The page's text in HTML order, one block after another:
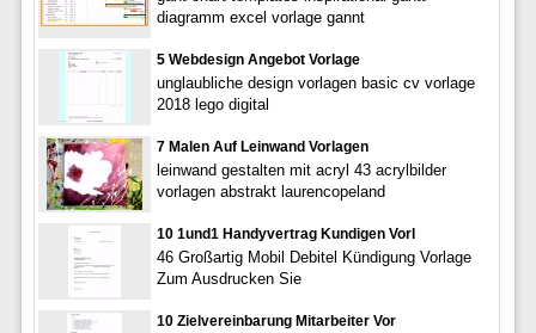
diagramm excel vorlage gannt
5 Webdesign Angebot Vorlage
unglaubliche design vorlagen basic cv vorlage
2018 lego digital
7 Malen Auf Leinwand Vorlagen
leinwand gestalten mit acryl 43 acrylbilder
vorlagen abstrakt laurencopeland
10 1und1 Handyvertrag Kundigen Vorl
46 Großartig Mobil Debitel Kündigung Vorlage
Zum Ausdrucken Sie
10 Zielvereinbarung Mitarbeiter Vor